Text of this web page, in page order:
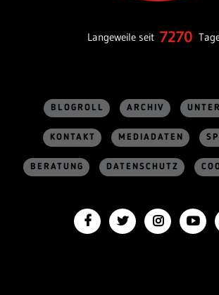
Langeweile seit 7270
BLOGROLL ARCHIV
KONTAKT MEDIADATEN
BERATUNG DATENSCHUTZ